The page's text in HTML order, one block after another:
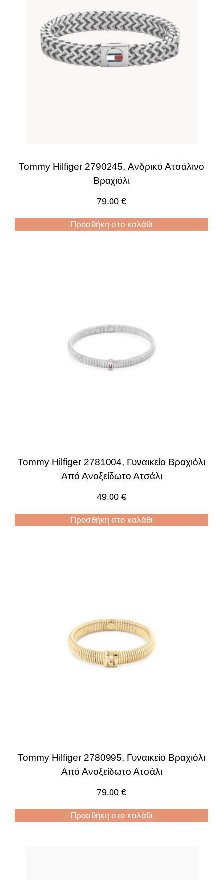
Tommy Hilfiger 2790245, Ανδρικό Ατσάλινο
Βραχιόλι
79.00 €
Προσθήκη στο καλάθι
Tommy Hilfiger 2781004, Γυναικείο Βραχιόλι
Από Ανοξείδωτο Ατσάλι
49.00 €
Προσθήκη στο καλάθι
Tommy Hilfiger 2780995, Γυναικείο Βραχιόλι
Από Ανοξείδωτο Ατσάλι
79.00 €
Προσθήκη στο καλάθι